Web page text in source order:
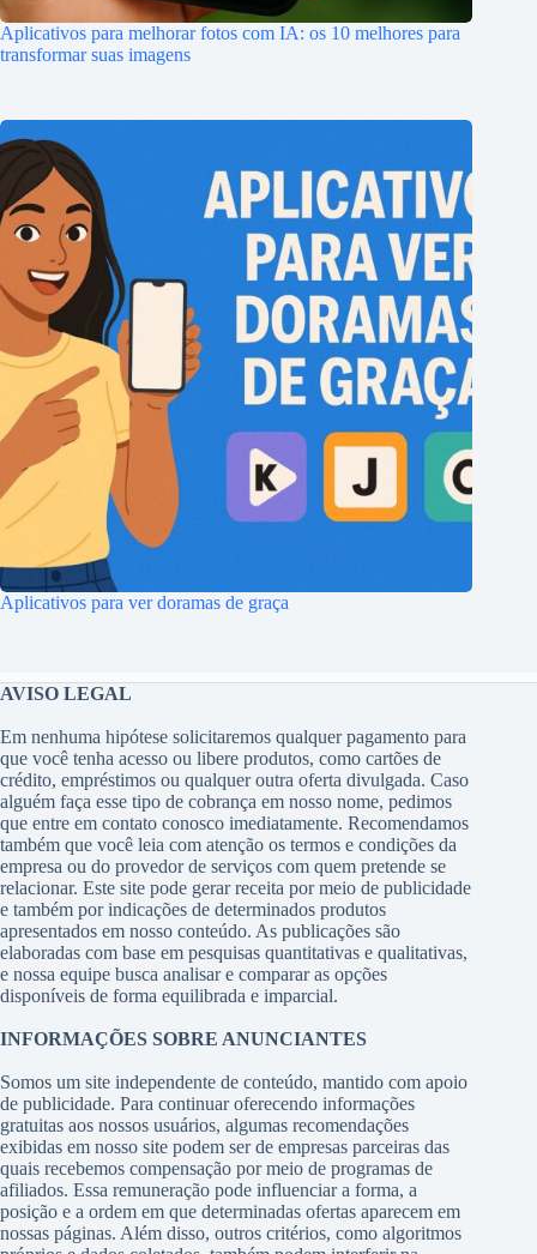
Aplicativos para melhorar fotos com IA: os 10 melhores para
transformar suas imagens
Aplicativos para ver doramas de graça
AVISO LEGAL
Em nenhuma hipótese solicitaremos qualquer pagamento para
que você tenha acesso ou libere produtos, como cartões de
crédito, empréstimos ou qualquer outra oferta divulgada. Caso
alguém faça esse tipo de cobrança em nosso nome, pedimos
que entre em contato conosco imediatamente. Recomendamos
também que você leia com atenção os termos e condições da
empresa ou do provedor de serviços com quem pretende se
relacionar. Este site pode gerar receita por meio de publicidade
e também por indicações de determinados produtos
apresentados em nosso conteúdo. As publicações são
elaboradas com base em pesquisas quantitativas e qualitativas,
e nossa equipe busca analisar e comparar as opções
disponíveis de forma equilibrada e imparcial.
INFORMAÇÕES SOBRE ANUNCIANTES
Somos um site independente de conteúdo, mantido com apoio
de publicidade. Para continuar oferecendo informações
gratuitas aos nossos usuários, algumas recomendações
exibidas em nosso site podem ser de empresas parceiras das
quais recebemos compensação por meio de programas de
afiliados. Essa remuneração pode influenciar a forma, a
posição e a ordem em que determinadas ofertas aparecem em
nossas páginas. Além disso, outros critérios, como algoritmos